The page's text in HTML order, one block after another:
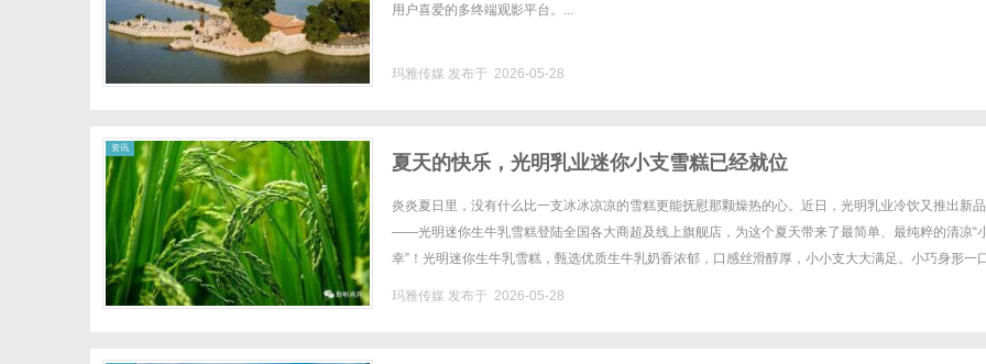
用户喜爱的多终端观影平台。...
玛雅传媒 发布于 2026-05-28
资讯
夏天的快乐，光明乳业迷你小支雪糕已经就位
炎炎夏日里，没有什么比一支冰冰凉凉的雪糕更能抚慰那颗燥热的心。近日，光明乳业冷饮又推出新品
——光明迷你生牛乳雪糕登陆全国各大商超及线上旗舰店，为这个夏天带来了最简单、最纯粹的清凉“
幸”！光明迷你生牛乳雪糕，甄选优质生牛乳奶香浓郁，口感丝滑醇厚，小小支大大满足。小巧身形一
玛雅传媒 发布于 2026-05-28